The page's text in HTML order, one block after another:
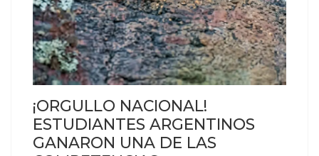
¡ORGULLO NACIONAL!
ESTUDIANTES ARGENTINOS
GANARON UNA DE LAS